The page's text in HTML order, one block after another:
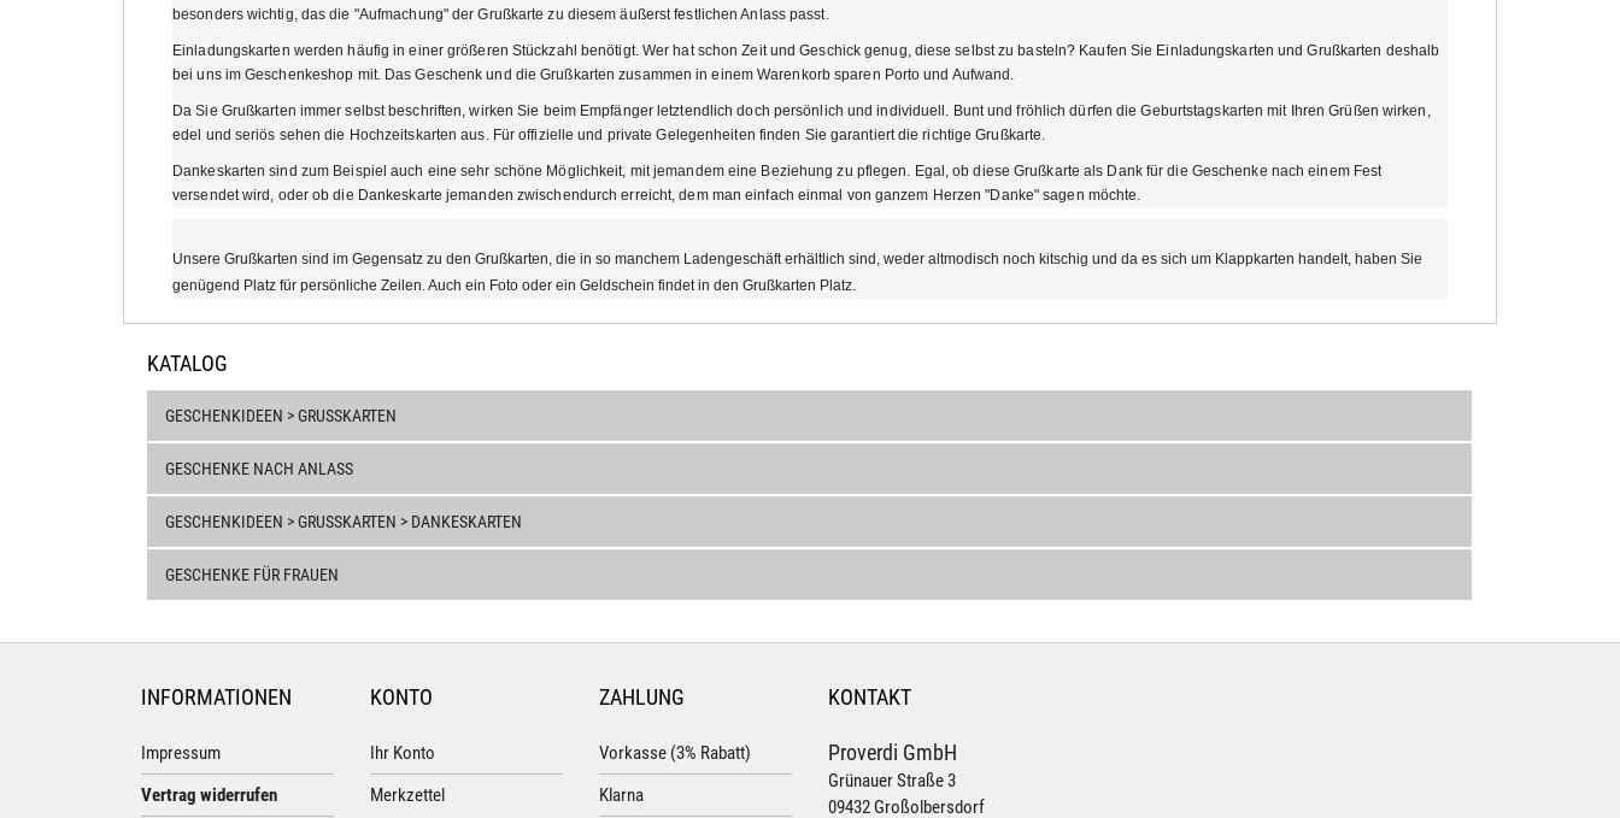
besonders wichtig, das die "Aufmachung" der Grußkarte zu diesem äußerst festlichen Anlass passt.
Einladungskarten werden häufig in einer größeren Stückzahl benötigt. Wer hat schon Zeit und Geschick genug, diese selbst zu basteln? Kaufen Sie Einladungskarten und Grußkarten deshalb
bei uns im Geschenkeshop mit. Das Geschenk und die Grußkarten zusammen in einem Warenkorb sparen Porto und Aufwand.
Da Sie Grußkarten immer selbst beschriften, wirken Sie beim Empfänger letztendlich doch persönlich und individuell. Bunt und fröhlich dürfen die Geburtstagskarten mit Ihren Grüßen wirken,
edel und seriös sehen die Hochzeitskarten aus. Für offizielle und private Gelegenheiten finden Sie garantiert die richtige Grußkarte.
Dankeskarten sind zum Beispiel auch eine sehr schöne Möglichkeit, mit jemandem eine Beziehung zu pflegen. Egal, ob diese Grußkarte als Dank für die Geschenke nach einem Fest
versendet wird, oder ob die Dankeskarte jemanden zwischendurch erreicht, dem man einfach einmal von ganzem Herzen "Danke" sagen möchte.
Unsere Grußkarten sind im Gegensatz zu den Grußkarten, die in so manchem Ladengeschäft erhältlich sind, weder altmodisch noch kitschig und da es sich um Klappkarten handelt, haben Sie
genügend Platz für persönliche Zeilen. Auch ein Foto oder ein Geldschein findet in den Grußkarten Platz.
KATALOG
GESCHENKIDEEN > GRUSSKARTEN
GESCHENKE NACH ANLASS
GESCHENKIDEEN > GRUSSKARTEN > DANKESKARTEN
GESCHENKE FÜR FRAUEN
INFORMATIONEN
Impressum
Vertrag widerrufen
KONTO
Ihr Konto
Merkzettel
ZAHLUNG
Vorkasse (3% Rabatt)
Klarna
KONTAKT
Proverdi GmbH
Grünauer Straße 3
09432 Großolbersdorf